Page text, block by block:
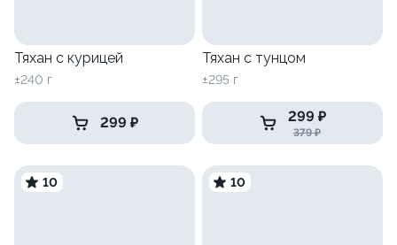
Тяхан с курицей
±240 г
299 ₽
Тяхан с тунцом
±295 г
299 ₽
379 ₽
10 10